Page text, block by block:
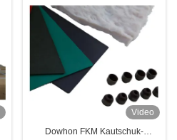
Video
Dowhon FKM Kautschuk-